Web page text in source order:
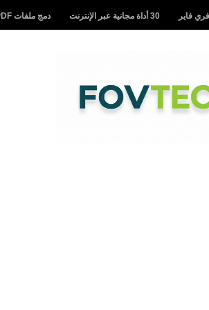
فاير 30 أداة مجانية عبر الإنترنت دمج ملفات PDF